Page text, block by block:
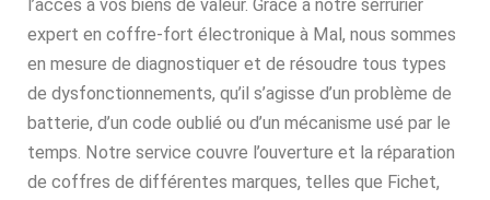
l’accès à vos biens de valeur. Grâce à notre serrurier
expert en coffre-fort électronique à Mal, nous sommes
en mesure de diagnostiquer et de résoudre tous types
de dysfonctionnements, qu’il s’agisse d’un problème de
batterie, d’un code oublié ou d’un mécanisme usé par le
temps. Notre service couvre l’ouverture et la réparation
de coffres de différentes marques, telles que Fichet,